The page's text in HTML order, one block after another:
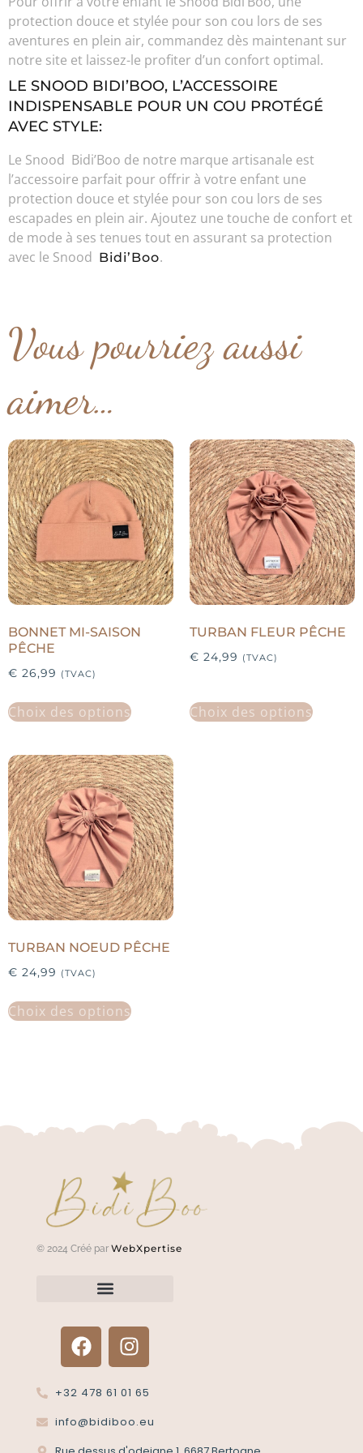
protection douce et stylée pour son cou lors de ses
aventures en plein air, commandez dès maintenant sur
notre site et laissez-le profiter d’un confort optimal.
LE SNOOD BIDI’BOO, L’ACCESSOIRE
INDISPENSABLE POUR UN COU PROTÉGÉ
AVEC STYLE:
Le Snood Bidi’Boo de notre marque artisanale est
l’accessoire parfait pour offrir à votre enfant une
protection douce et stylée pour son cou lors de ses
escapades en plein air. Ajoutez une touche de confort et
de mode à ses tenues tout en assurant sa protection
avec le Snood Bidi’Boo.
Vous pourriez aussi
aimer…
BONNET MI-SAISON
PÊCHE
€ 26,99 (TVAC)
Choix des options
TURBAN FLEUR PÊCHE
€ 24,99 (TVAC)
Choix des options
TURBAN NOEUD PÊCHE
€ 24,99 (TVAC)
Choix des options
© 2024 Créé par WebXpertise
+32 478 61 01 65
info@bidiboo.eu